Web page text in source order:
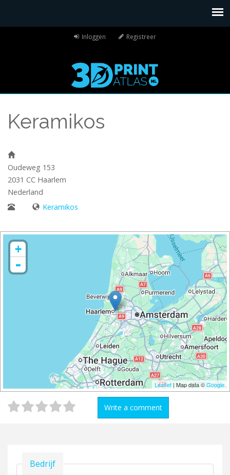
Inloggen Registreer
Keramikos
Oudeweg 153
2031 CC Haarlem
Nederland
Keramikos
+
-
Leaflet | Map data ©Google
Write a comment
Verbergen
Bedrijf